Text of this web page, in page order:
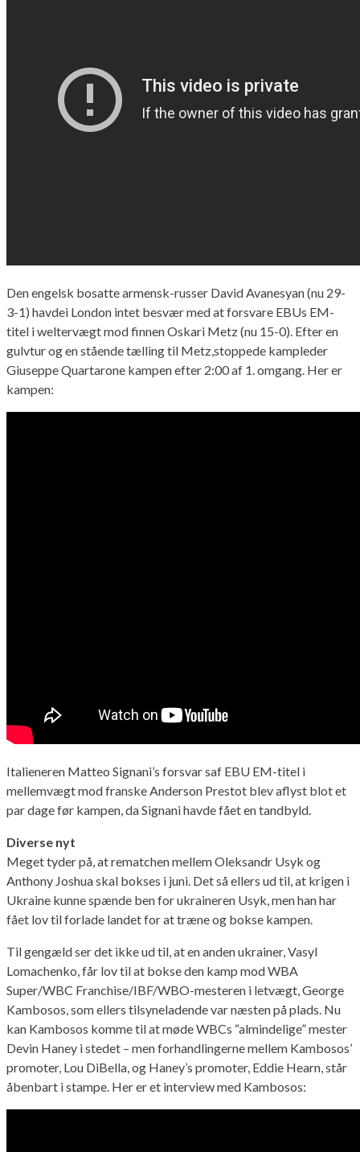
Den engelsk bosatte armensk-russer David Avanesyan (nu 29-
3-1) havdei London intet besvær med at forsvare EBUs EM-
titel i weltervægt mod finnen Oskari Metz (nu 15-0). Efter en
gulvtur og en stående tælling til Metz,stoppede kampleder
Giuseppe Quartarone kampen efter 2:00 af 1. omgang. Her er
kampen:
Italieneren Matteo Signani’s forsvar saf EBU EM-titel i
mellemvægt mod franske Anderson Prestot blev aflyst blot et
par dage før kampen, da Signani havde fået en tandbyld.
Diverse nyt
Meget tyder på, at rematchen mellem Oleksandr Usyk og
Anthony Joshua skal bokses i juni. Det så ellers ud til, at krigen i
Ukraine kunne spænde ben for ukraineren Usyk, men han har
fået lov til forlade landet for at træne og bokse kampen.
Til gengæld ser det ikke ud til, at en anden ukrainer, Vasyl
Lomachenko, får lov til at bokse den kamp mod WBA
Super/WBC Franchise/IBF/WBO-mesteren i letvægt, George
Kambosos, som ellers tilsyneladende var næsten på plads. Nu
kan Kambosos komme til at møde WBCs “almindelige” mester
Devin Haney i stedet – men forhandlingerne mellem Kambosos’
promoter, Lou DiBella, og Haney’s promoter, Eddie Hearn, står
åbenbart i stampe. Her er et interview med Kambosos: